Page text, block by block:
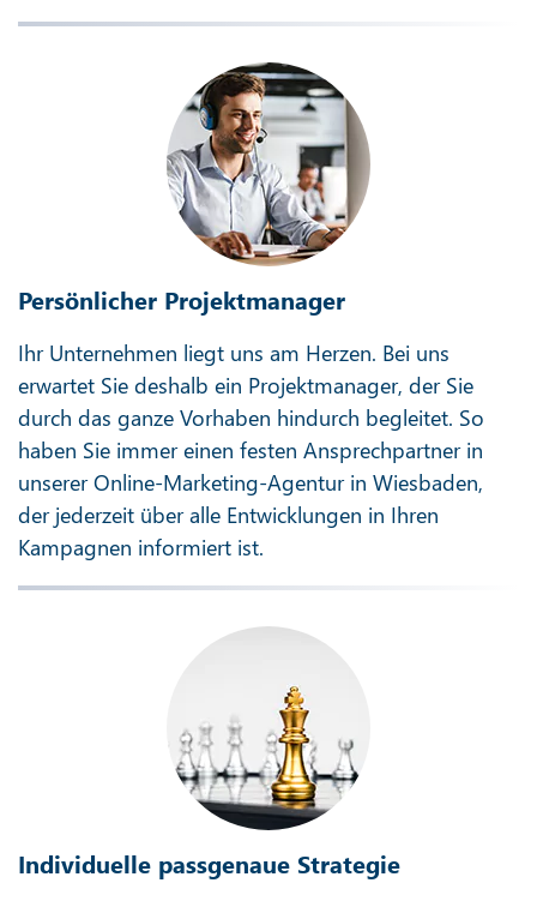
Persönlicher Projektmanager
Ihr Unternehmen liegt uns am Herzen. Bei uns
erwartet Sie deshalb ein Projektmanager, der Sie
durch das ganze Vorhaben hindurch begleitet. So
haben Sie immer einen festen Ansprechpartner in
unserer Online-Marketing-Agentur in Wiesbaden,
der jederzeit über alle Entwicklungen in Ihren
Kampagnen informiert ist.
Individuelle passgenaue Strategie